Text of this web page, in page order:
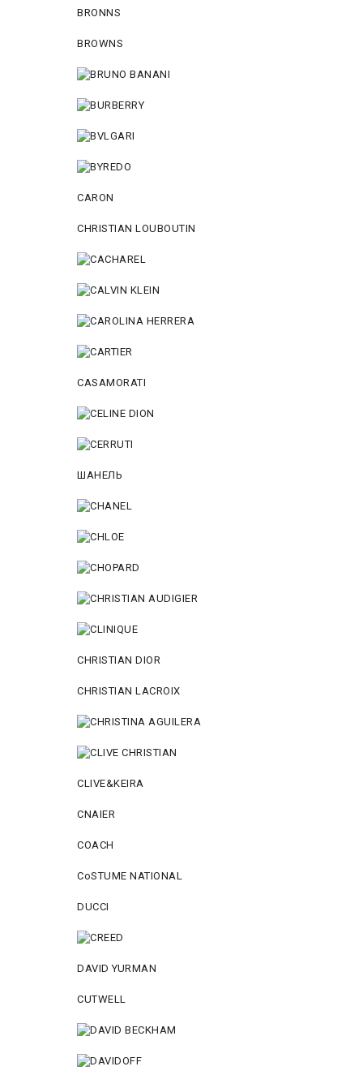
BRONNS
BROWNS
CARON
CHRISTIAN LOUBOUTIN
CASAMORATI
ШАНЕЛЬ
CHRISTIAN DIOR
CHRISTIAN LACROIX
CLIVE&KEIRA
CNAIER
COACH
CoSTUME NATIONAL
DUCCI
DAVID YURMAN
CUTWELL